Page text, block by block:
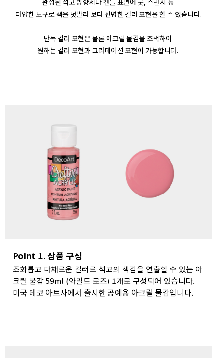
다양한 도구로 색을 덧발라 보다 선명한 컬러 표현을 할 수 있습니다.
단독 컬러 표현은 물론 아크릴 물감을 조색하여
원하는 컬러 표현과 그라데이션 표현이 가능합니다.
Point 1. 상품 구성
조화롭고 다채로운 컬러로 석고의 색감을 연출할 수 있는 아
크릴 물감 59ml (와일드 로즈) 1개로 구성되어 있습니다.
미국 데코 아트사에서 출시한 공예용 아크릴 물감입니다.